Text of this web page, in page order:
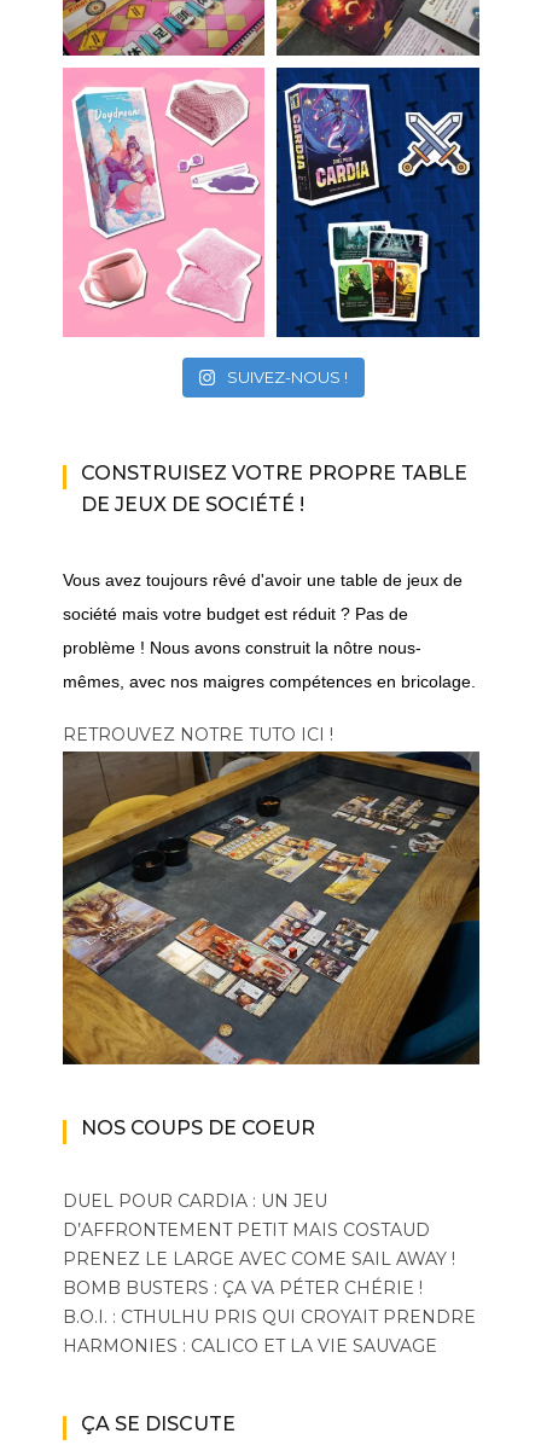
SUIVEZ-NOUS !
CONSTRUISEZ VOTRE PROPRE TABLE
DE JEUX DE SOCIÉTÉ !
Vous avez toujours rêvé d'avoir une table de jeux de
société mais votre budget est réduit ? Pas de
problème ! Nous avons construit la nôtre nous-
mêmes, avec nos maigres compétences en bricolage.
RETROUVEZ NOTRE TUTO ICI !
NOS COUPS DE COEUR
DUEL POUR CARDIA : UN JEU
D’AFFRONTEMENT PETIT MAIS COSTAUD
PRENEZ LE LARGE AVEC COME SAIL AWAY !
BOMB BUSTERS : ÇA VA PÉTER CHÉRIE !
B.O.I. : CTHULHU PRIS QUI CROYAIT PRENDRE
HARMONIES : CALICO ET LA VIE SAUVAGE
ÇA SE DISCUTE